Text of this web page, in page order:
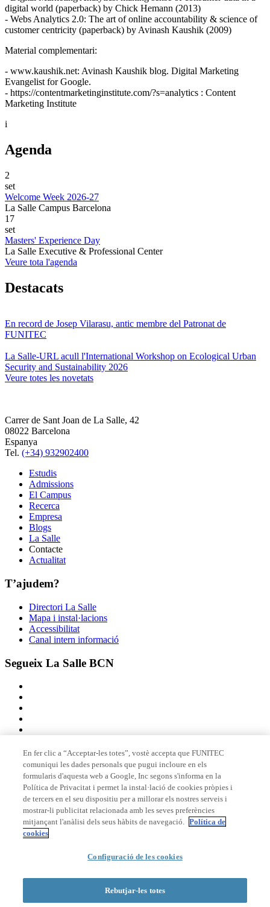
digital world (paperback) by Chick Hemann (2013)
- Webs Analytics 2.0: The art of online accountability & science of
customer centricity (paperback) by Avinash Kaushik (2009)
Material complementari:
- www.kaushik.net: Avinash Kaushik blog. Digital Marketing
Evangelist for Google.
- https://contentmarketinginstitute.com/?s=analytics : Content
Marketing Institute
i
Agenda
2
set
Welcome Week 2026-27
La Salle Campus Barcelona
17
set
Masters' Experience Day
La Salle Executive & Professional Center
Veure tota l'agenda
Destacats
En record de Josep Vilarasu, antic membre del Patronat de
FUNITEC
La Salle-URL acull l'International Workshop on Ecological Urban
Security and Sustainability 2026
Veure totes les novetats
Carrer de Sant Joan de La Salle, 42
08022 Barcelona
Espanya
Tel. (+34) 932902400
Estudis
Admissions
El Campus
Recerca
Empresa
Blogs
La Salle
Contacte
Actualitat
T’ajudem?
Directori La Salle
Mapa i instal·lacions
Accessibilitat
Canal intern informació
Segueix La Salle BCN
Membre de
Acreditacions
© 2026 La Salle Campus Barcelona - URL |Avís legal
Formulari de cerca
En fer clic a “Acceptar-les totes”, vostè accepta que FUNITEC
comuniqui les dades personals que pugui incloure en els
formularis d'aquesta web a Google, Inc segons s'informa en la
Política de Privacitat i permet la instal·lació de cookies pròpies i
de tercers en el seu dispositiu per a millorar els nostres serveis i
mostrar-li publicitat relacionada amb les seves preferències
mitjançant l'anàlisi dels seus hàbits de navegació. Política de
cookies
Configuració de les cookies
Rebutjar-les totes